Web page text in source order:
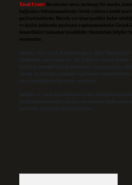
Yasal Uyarı: Bu internet sitesi, herhangi bir marka,
bağlantısı bulunmamaktadır. Sitede yalnızca kendi
paylaşılmaktadır. Burada yer alan içerikler haber
ve kişiler hakkında paylaşım yapılmamaktadır.
benzerlikleri tamamen tesadüfidir. Sitemizdeki bilgiler
taşımazlar.
Sitemiz, 5651 Sayılı Kanun gereğince Bilgi
tarafından onaylanmış bir Yer Sağlayıcı olarak hizmet
içerikleri proaktif olarak denetleme veya araştırma
Ancak, üyelerimiz yazdıkları içeriklerin sorumluluğunu
bu sorumluluğu kabul etmiş sayılırlar.
Hukuka ve yasal düzenlemelere aykırı olduğunu
backlinkpanelicomtr@gmail.com adresine bildirmeniz
içerisinde sitemizden kaldırılacaktır.